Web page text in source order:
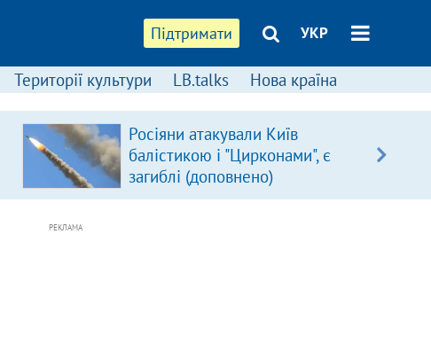
Підтримати УКР
Території культури LB.talks Нова країна
Росіяни атакували Київ
балістикою і "Цирконами", є
загиблі (доповнено)
РЕКЛАМА